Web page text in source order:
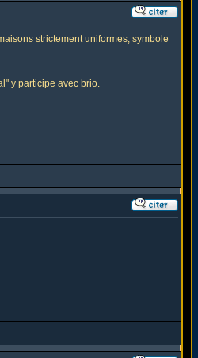
strictement uniformes, symbole
y participe avec brio.